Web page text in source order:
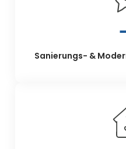
Sanierungs- &